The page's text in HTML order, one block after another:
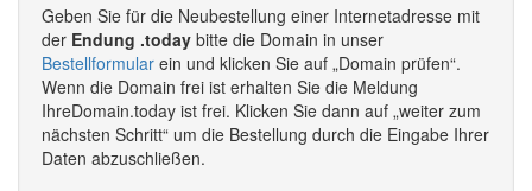
Geben Sie für die Neubestellung einer Internetadresse mit
der Endung .today bitte die Domain in unser
Bestellformular ein und klicken Sie auf „Domain prüfen“.
Wenn die Domain frei ist erhalten Sie die Meldung
IhreDomain.today ist frei. Klicken Sie dann auf „weiter zum
nächsten Schritt“ um die Bestellung durch die Eingabe Ihrer
Daten abzuschließen.